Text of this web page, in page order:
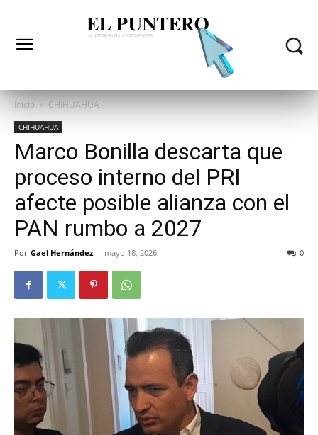
Inicio CHIHUAHUA
CHIHUAHUA
Marco Bonilla descarta que
proceso interno del PRI
afecte posible alianza con el
PAN rumbo a 2027
Por Gael Hernández - mayo 18, 2026 0